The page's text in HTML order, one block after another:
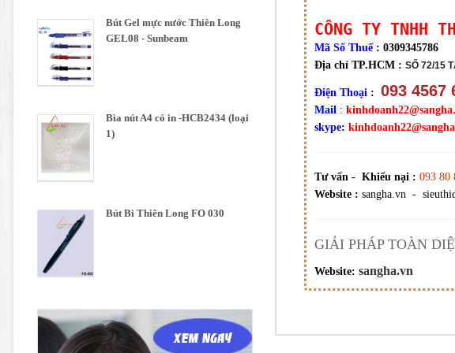
Bút Gel mực nước Thiên Long
GEL08 - Sunbeam
Bìa nút A4 có in -HCB2434 (loại
1)
Bút Bi Thiên Long FO 030
CÔNG TY TNHH
Mã Số Thuế : 0309345786
Địa chỉ TP.HCM : SỐ 72/15
Điện Thoại : 093 4567
Mail :
skype:
Tư vấn - Khiếu nại : 093 80
Website : sangha.vn -
GIẢI PHÁP TOÀN
Website: sangha.vn